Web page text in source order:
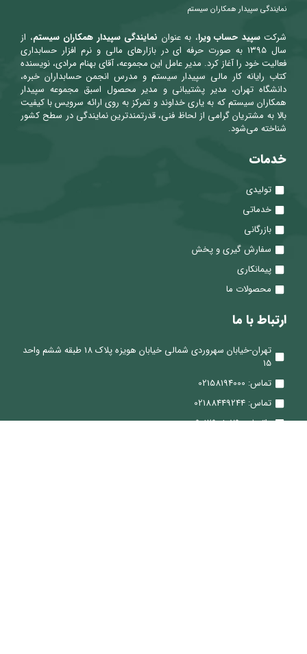
نمایندگی سپیدار همکاران سیستم
شرکتسپید حساب ویرا، به عنوان نمایندگی سپیدار همکاران سیستم، از
سال ۱۳۹۵ به صورت حرفه ای در بازارهای مالی و نرم افزار حسابداری
فعالیت خود را آغاز کرد. مدیر عامل این مجموعه، آقای بهنام مرادی، نویسنده
کتاب رایانه کار مالی سپیدار سیستم و مدرس انجمن حسابداران خبره،
دانشگاه تهران، مدیر پشتیبانی و مدیر محصول اسبق مجموعه سپیدار
همکاران سیستم که به یاری خداوند و تمرکز به روی ارائه سرویس با کیفیت
بالا به مشتریان گرامی از لحاظ فنی، قدرتمندترین نمایندگی در سطح کشور
شناخته می‌شود.
خدمات
تولیدی
خدماتی
بازرگانی
سفارش گیری و پخش
پیمانکاری
محصولات ما
ارتباط با ما
تهران-خیابان سهروردی شمالی خیابان هویزه پلاک 18 طبقه ششم واحد
15
تماس: 02158194000
تماس: 02188449244
واتساپ: 09012908079